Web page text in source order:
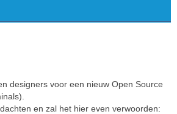
designers voor een nieuw Open Source
en zal het hier even verwoorden: